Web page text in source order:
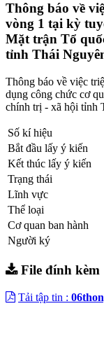
Thông báo về
vòng 1 tại kỳ
Mặt trận Tổ
tỉnh Thái
Thông báo về việc
dụng công chức cơ
chính trị - xã hội tỉnh
Số kí hiệu
Bắt đầu lấy ý kiến
Kết thúc lấy ý kiến
Trạng thái
Lĩnh vực
Thể loại
Cơ quan ban hành
Người ký
File đính kèm
Tải tập tin :